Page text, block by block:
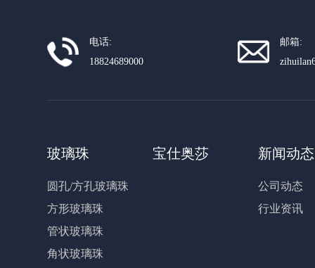
电话:
18824689000
邮箱:
玻璃珠
圆孔/方孔玻璃珠
方形玻璃珠
管状玻璃珠
角状玻璃珠
宝仕奥莎 新闻动态
公司动态
行业资讯